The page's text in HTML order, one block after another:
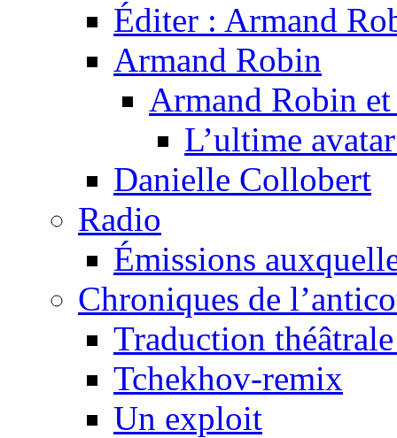
Éditer : Armand
Armand Robin
Armand Robin
L’ultime
Danielle Collobert
Radio
Émissions
Chroniques de
Traduction
Tchekhov-remix
Un exploit